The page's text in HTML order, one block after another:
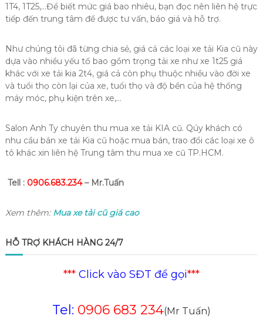
1T4, 1T25,…Để biết mức giá bao nhiêu, bạn đọc nên liên hệ trực
tiếp đến trung tâm để được tư vấn, báo giá và hỗ trợ.
Như chúng tôi đã từng chia sẻ, giá cả các loại xe tải Kia cũ này
dựa vào nhiều yếu tố bao gồm trọng tải xe như xe 1t25 giá
khác với xe tải kia 2t4, giá cả còn phụ thuộc nhiều vào đời xe
và tuổi thọ còn lại của xe, tuổi thọ và độ bền của hệ thống
máy móc, phụ kiện trên xe,…
Salon Anh Ty chuyên thu mua xe tải KIA cũ. Qúy khách có
nhu cầu bán xe tải Kia cũ hoặc mua bán, trao đổi các loại xe ô
tô khác xin liên hệ Trung tâm thu mua xe cũ TP.HCM.
Tell : 0906.683.234– Mr.Tuấn
Xem thêm: Mua xe tải cũ giá cao
HỖ TRỢ KHÁCH HÀNG 24/7
*** Click vào SĐT để gọi***
Tel: 0906 683 234(Mr Tuấn)